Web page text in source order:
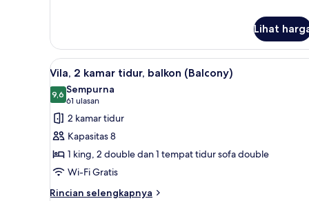
2
kamar
tidur,
balkon
(Balcony)
Lihat
Lihat
semua
foto
untuk
Vila,
2
kamar
tidur,
balkon
Televisi plasma 55-inci
8
Vila, 2 kamar tidur, balkon (Balcony)
9,69,6 dari 10
Sempurna
61 ulasan
(61
ulasan)
2 kamar tidur
Kapasitas 8
1 king, 2 double dan 1 tempat tidur sofa double
Wi-Fi Gratis
Rincian selengkapnya
Rincian